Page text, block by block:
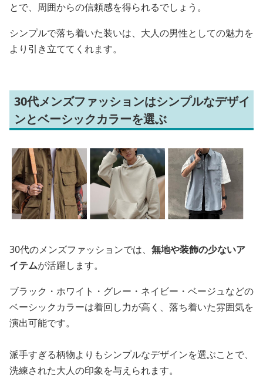
とで、周囲からの信頼感を得られるでしょう。
シンプルで落ち着いた装いは、大人の男性としての魅力を
より引き立ててくれます。
30代メンズファッションはシンプルなデザイ
ンとベーシックカラーを選ぶ
30代のメンズファッションでは、 無地や装飾の少ないア
イテムが活躍します。
ブラック・ホワイト・グレー・ネイビー・ベージュなどの
ベーシックカラーは着回し力が高く、落ち着いた雰囲気を
演出可能です。
派手すぎる柄物よりもシンプルなデザインを選ぶことで、
洗練された大人の印象を与えられます。